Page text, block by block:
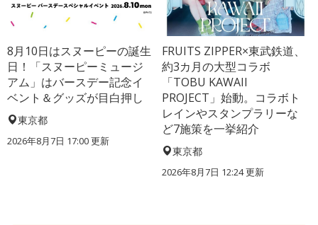
8月10日はスヌーピーの誕生
日！「スヌーピーミュージ
アム」はバースデー記念イ
ベント＆グッズが目白押し
東京都
2026年8月7日 17:00更新
FRUITS ZIPPER×東武鉄道、
約3カ月の大型コラボ
「TOBU KAWAII
PROJECT」始動。コラボト
レインやスタンプラリーな
ど7施策を一挙紹介
東京都
2026年8月7日 12:24更新